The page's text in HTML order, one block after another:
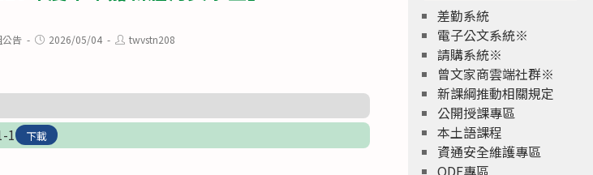
公告
Post2026/05/04
Posttwvstn208
1 下載
差勤系統
電子公文系統※
請購系統※
曾文家商雲端社群※
新課綱推動相關規定
公開授課專區
本土語課程
資通安全維護專區